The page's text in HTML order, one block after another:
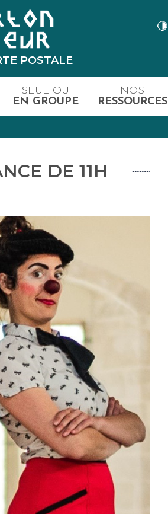
POSTALE
SEUL OU
EN GROUPE
NOS
RESSOURCES
DE 11H